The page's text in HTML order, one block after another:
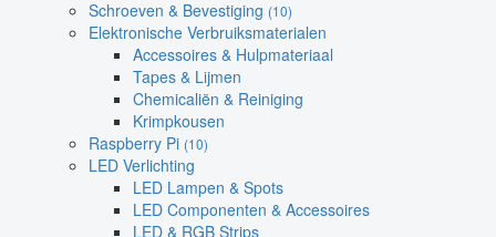
Schroeven & Bevestiging (10)
Elektronische Verbruiksmaterialen
Accessoires & Hulpmateriaal
Tapes & Lijmen
Chemicaliën & Reiniging
Krimpkousen
Raspberry Pi (10)
LED Verlichting
LED Lampen & Spots
LED Componenten & Accessoires
LED & RGB Strips